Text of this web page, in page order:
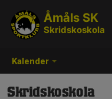
Kalender
Åmåls SK
Skridskoskola
Skridskoskola